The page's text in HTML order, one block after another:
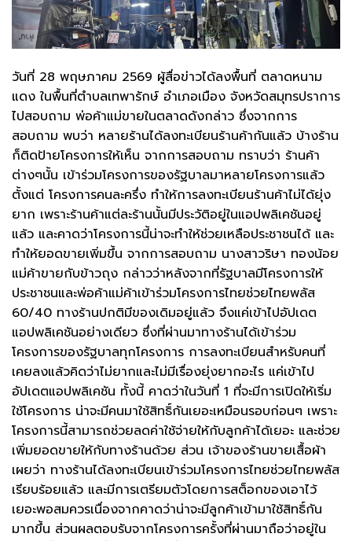
วันที่ 28 พฤษภาคม 2569 ผู้สื่อข่าวได้ลงพื้นที่ ตลาดหนาม
แดง ในพื้นที่ตำบลเทพารักษ์ อำเภอเมือง จังหวัดสมุทรปราการ
ไปสอบถาม พ่อค้าแม่ขายในตลาดดังกล่าว ซึ่งจากการ
สอบถาม พบว่า หลายร้านได้ลงทะเบียนร้านค้ากันแล้ว บ้างร้าน
ก็ติดป้ายโครงการให้เห็น จากการสอบถาม ทราบว่า ร้านค้า
ต่างๆนั้น เข้าร่วมโครงการของรัฐบาลมาหลายโครงการแล้ว
ตั้งแต่ โครงการคนละครึ่ง ทำให้การลงทะเบียนร้านค้าไม่ได้ยุ่ง
ยาก เพราะร้านค้าแต่ละร้านนั้นมีประวัติอยู่ในแอปพลิเคชันอยู่
แล้ว และคาดว่าโครงการนี้น่าจะทำให้ช่วยเหลือประชาชนได้ และ
ทำให้ยอดขายเพิ่มขึ้น จากการสอบถาม นางสาวริษา ทองน้อย
แม่ค้าขายกับข้าวถุง กล่าวว่าหลังจากที่รัฐบาลมีโครงการให้
ประชาชนและพ่อค้าแม่ค้าเข้าร่วมโครงการไทยช่วยไทยพลัส
60/40 ทางร้านปกติมีของเดิมอยู่แล้ว จึงแค่เข้าไปอัปเดต
แอปพลิเคชันอย่างเดียว ซึ่งที่ผ่านมาทางร้านได้เข้าร่วม
โครงการของรัฐบาลทุกโครงการ การลงทะเบียนสำหรับคนที่
เคยลงแล้วคิดว่าไม่ยากและไม่มีเรื่องยุ่งยากอะไร แค่เข้าไป
อัปเดตแอปพลิเคชัน ทั้งนี้ คาดว่าในวันที่ 1 ที่จะมีการเปิดให้เริ่ม
ใช้โครงการ น่าจะมีคนมาใช้สิทธิ์กันเยอะเหมือนรอบก่อนๆ เพราะ
โครงการนี้สามารถช่วยลดค่าใช้จ่ายให้กับลูกค้าได้เยอะ และช่วย
เพิ่มยอดขายให้กับทางร้านด้วย ส่วน เจ้าของร้านขายเสื้อผ้า
เผยว่า ทางร้านได้ลงทะเบียนเข้าร่วมโครงการไทยช่วยไทยพลัส
เรียบร้อยแล้ว และมีการเตรียมตัวโดยการสต็อกของเอาไว้
เยอะพอสมควรเนื่องจากคาดว่าน่าจะมีลูกค้าเข้ามาใช้สิทธิ์กัน
มากขึ้น ส่วนผลตอบรับจากโครงการครั้งที่ผ่านมาถือว่าอยู่ใน